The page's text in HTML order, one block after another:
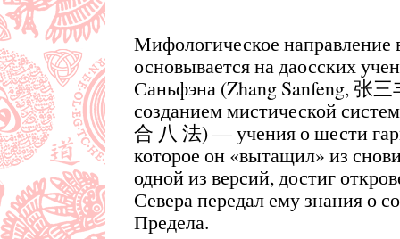
Мифологическое направление
основывается на даосских
Саньфэна (Zhang Sanfeng, 张
созданием мистической
合 八 法) — учения о шести
которое он «вытащил» из
одной из версий, достиг
Севера передал ему знания о
Предела.